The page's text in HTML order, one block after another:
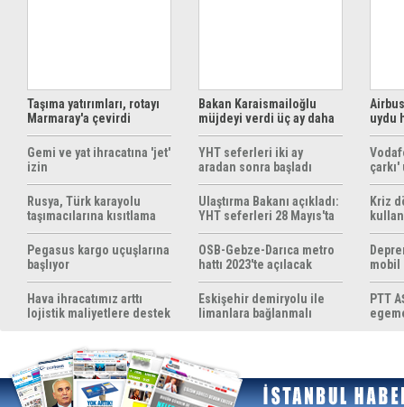
Taşıma yatırımları, rotayı
Marmaray'a çevirdi
Gemi ve yat ihracatına 'jet'
izin
Rusya, Türk karayolu
taşımacılarına kısıtlama
getirebilir
Pegasus kargo uçuşlarına
başlıyor
Hava ihracatımız arttı
lojistik maliyetlere destek
Bakan Karaismailoğlu
müjdeyi verdi üç ay daha
ücretsiz
YHT seferleri iki ay
aradan sonra başladı
Ulaştırma Bakanı açıkladı:
YHT seferleri 28 Mayıs'ta
başlıyor
OSB-Gebze-Darıca metro
hattı 2023'te açılacak
Eskişehir demiryolu ile
limanlara bağlanmalı
uydu
Kriz
mobil
PTT